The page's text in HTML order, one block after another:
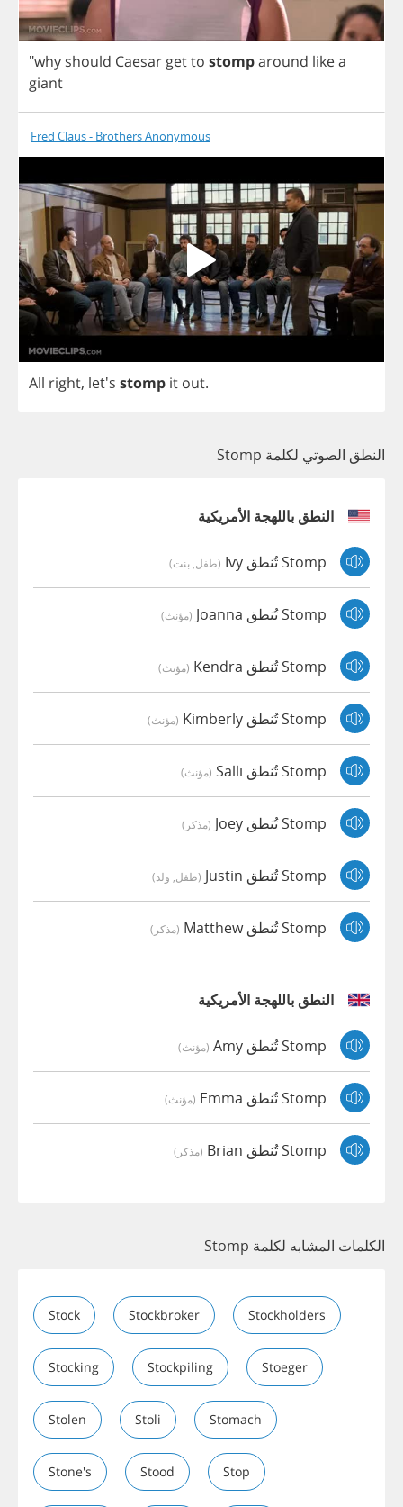
"why should Caesar getto stomparound likea
giant
Fred Claus - Brothers Anonymous
All right, let's stomp it out.
النطق الصوتي لكلمة Stomp
النطق باللهجة الأمريكية
Stomp تُنطق Ivy (طفل, بنت)
Stomp تُنطق Joanna (مؤنث)
Stomp تُنطق Kendra (مؤنث)
Stomp تُنطق Kimberly (مؤنث)
Stomp تُنطق Salli (مؤنث)
Stomp تُنطق Joey (مذكر)
Stomp تُنطق Justin (طفل, ولد)
Stomp تُنطق Matthew (مذكر)
النطق باللهجة الأمريكية
Stomp تُنطق Amy (مؤنث)
Stomp تُنطق Emma (مؤنث)
Stomp تُنطق Brian (مذكر)
الكلمات المشابه لكلمة Stomp
Stock Stockbroker Stockholders
Stocking Stockpiling Stoeger
Stolen Stoli Stomach
Stone's Stood Stop